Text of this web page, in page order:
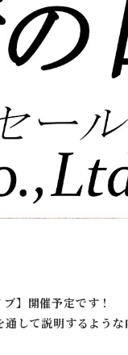
】開催予定です！
して説明するような